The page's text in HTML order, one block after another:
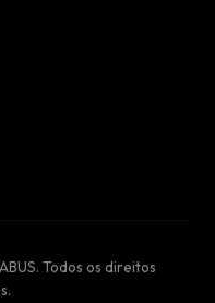
Todos os direitos